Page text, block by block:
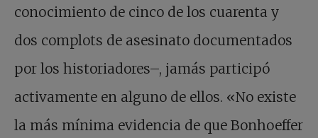
conocimiento de cinco de los cuarenta y
dos complots de asesinato documentados
por los historiadores–, jamás participó
activamente en alguno de ellos. «No existe
la más mínima evidencia de que Bonhoeffer